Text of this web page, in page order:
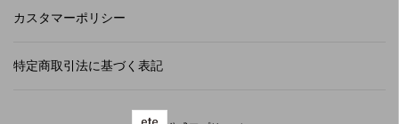
カスタマーポリシー
特定商取引法に基づく表記